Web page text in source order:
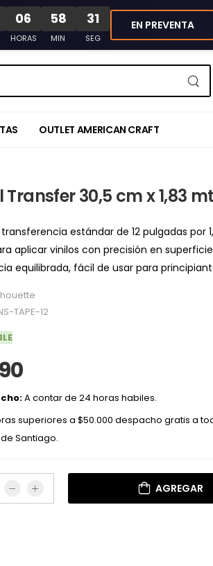
06
HORAS
58
MIN
31
SEG
EN PREVENTA
OUTLET AMERICAN CRAFT
Transfer 30,5 cm x 1,83 mt
estándar de 12 pulgadas por
aplicar vinilos con precisión en
equilibrada, fácil de usar para
TAPE-12
A contar de 24 horas habiles.
superiores a $50.000 despacho gratis a
Santiago.
AGREGAR